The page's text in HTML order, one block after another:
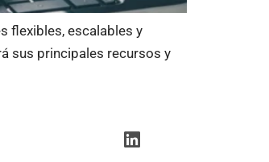
flexibles, escalables y
sus principales recursos y